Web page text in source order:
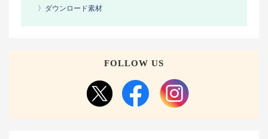
〉ダウンロード素材
FOLLOW US